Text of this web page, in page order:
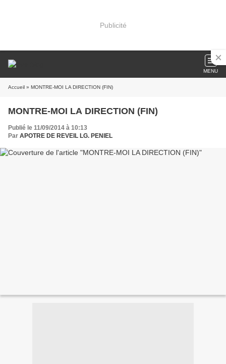
Publicité
MENU
Accueil » MONTRE-MOI LA DIRECTION (FIN)
MONTRE-MOI LA DIRECTION (FIN)
Publié le 11/09/2014 à 10:13
Par APOTRE DE REVEIL LG. PENIEL